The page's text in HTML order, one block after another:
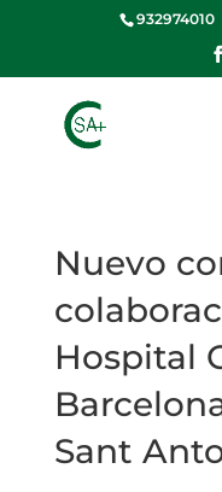
932974010
Nuevo
Hospital
Sant